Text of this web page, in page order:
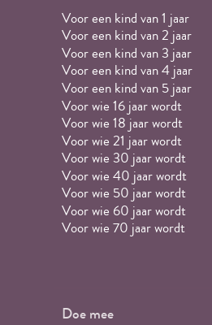
Voor een kind van 1 jaar
Voor een kind van 2 jaar
Voor een kind van 3 jaar
Voor een kind van 4 jaar
Voor een kind van 5 jaar
Voor wie 16 jaar wordt
Voor wie 18 jaar wordt
Voor wie 21 jaar wordt
Voor wie 30 jaar wordt
Voor wie 40 jaar wordt
Voor wie 50 jaar wordt
Voor wie 60 jaar wordt
Voor wie 70 jaar wordt
Doe mee